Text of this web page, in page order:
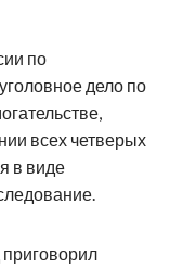
по
дело по
всех четверых
в виде